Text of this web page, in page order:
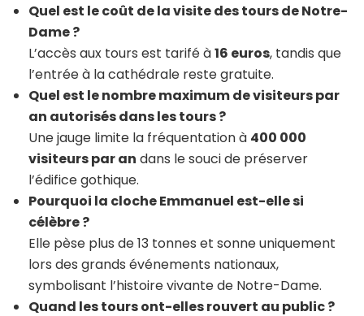
Quel est le coût de la visite des tours de Notre-
Dame ?
L’accès aux tours est tarifé à16 euros, tandis que
l’entrée à la cathédrale reste gratuite.
Quel est le nombre maximum de visiteurs par
an autorisés dans les tours ?
Une jauge limite la fréquentation à 400 000
visiteurs par an dans le souci de préserver
l’édifice gothique.
Pourquoi la cloche Emmanuel est-elle si
célèbre ?
Elle pèse plus de 13 tonnes et sonne uniquement
lors des grands événements nationaux,
symbolisant l’histoire vivante de Notre-Dame.
Quand les tours ont-elles rouvert au public ?